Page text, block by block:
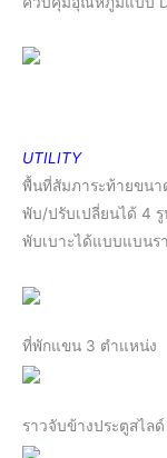
UTILITY
พื้นที่สัมภาระท้ายขน
พับ/ปรับเปลี่ยนได้ 4
พับเบาะได้แบบแบนร
ที่พักแขน 3 ตำแหน่ง
ราวจับข้างประตูสไลด์